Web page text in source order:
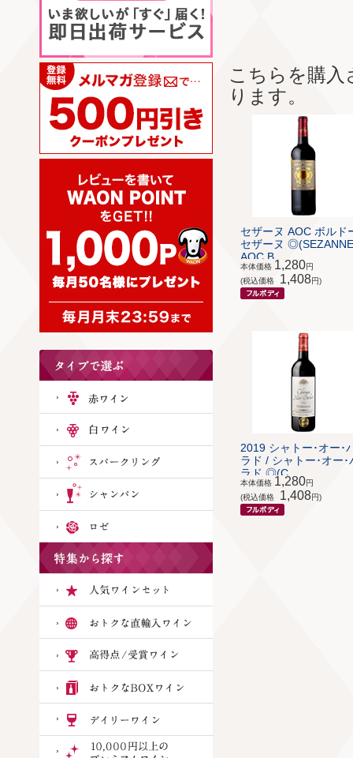
こちらを購
ります。
セザーヌ AOC ボルド
セザーヌ ◎(SEZANNE
AOC B...
本体価格 1,280円
(税込価格
1,408円)
2019 シャトー･オー･
ラド / シャトー･オー･
ラド ◎(C...
本体価格 1,280円
(税込価格
1,408円)